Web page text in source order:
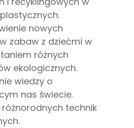
nowych
zabaw z dziećmi w
różnych
ekologicznych.
wiedzy o
nas świecie.
różnorodnych technik